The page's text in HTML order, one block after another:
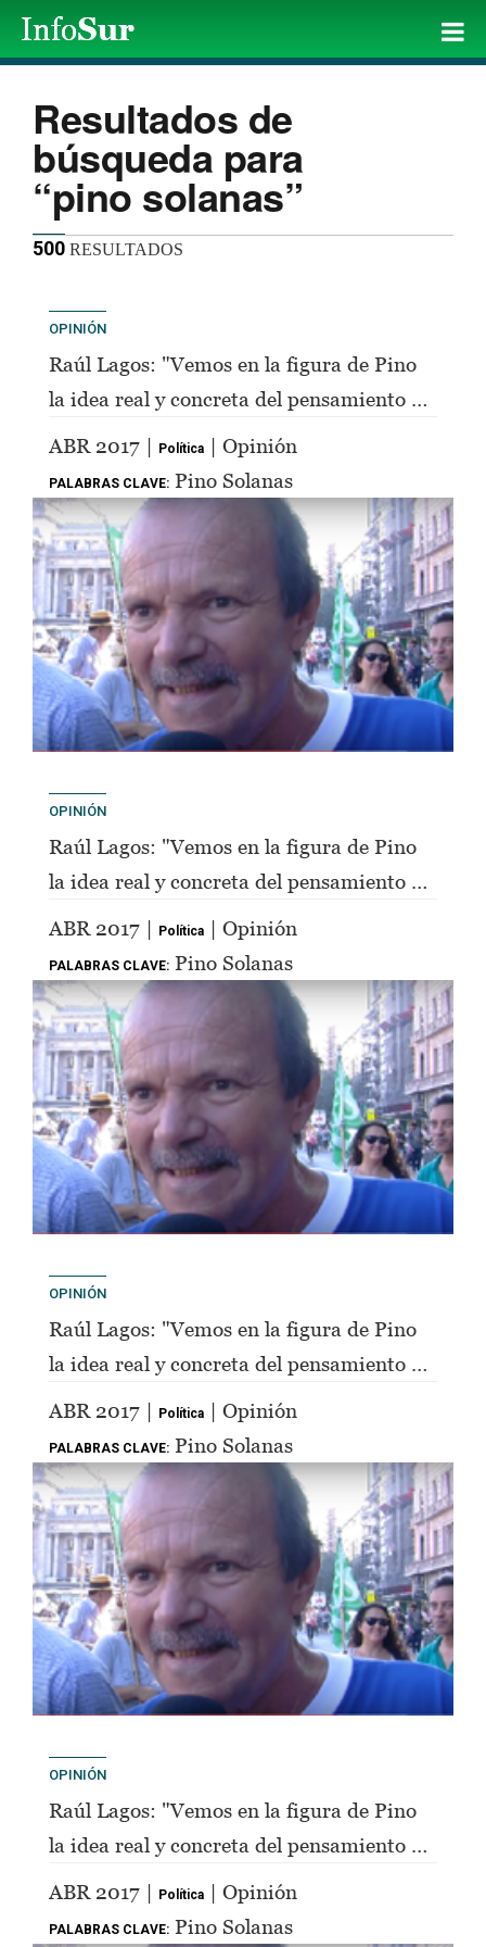
Resultados de
búsqueda para
“pino solanas”
500 RESULTADOS
OPINIÓN
Raúl Lagos: "Vemos en la figura de Pino
la idea real y concreta del pensamiento de
Perón"
ABR 2017 | Política | Opinión
PALABRAS CLAVE: Pino Solanas
OPINIÓN
Raúl Lagos: "Vemos en la figura de Pino
la idea real y concreta del pensamiento de
Perón"
ABR 2017 | Política | Opinión
PALABRAS CLAVE: Pino Solanas
OPINIÓN
Raúl Lagos: "Vemos en la figura de Pino
la idea real y concreta del pensamiento de
ABR 2017 | Política | Opinión
PALABRAS CLAVE: Pino Solanas
OPINIÓN
Raúl Lagos: "Vemos en la figura de Pino
la idea real y concreta del pensamiento de
Perón"
ABR 2017 | Política | Opinión
PALABRAS CLAVE: Pino Solanas